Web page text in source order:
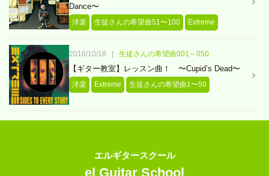
Dance〜
洋楽 生徒さんの希望曲51〜100 Extreme
2016/10/18 生徒さんの希望曲001～050
【ギター教室】レッスン曲！ 〜Cupid’s Dead〜
洋楽 Extreme 生徒さんの希望曲1〜50
エルギタースクール
el Guitar School